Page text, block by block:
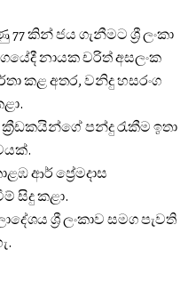
කින් ජය ගැනීමට ශ්‍රී ලංකා
නායක චරිත් අසලංක
කළ අතර, වනිදු හසරංග
ක්‍රීඩකයින්ගේ පන්දු රැකීම ඉතා
ආර් ප්‍රේමදාස
සිදු කළා.
ශ්‍රී ලංකාව සමග පැවති